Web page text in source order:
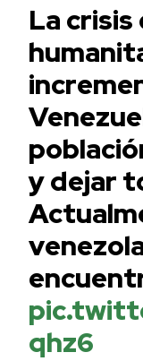
La crisis
y dejar
qhz6